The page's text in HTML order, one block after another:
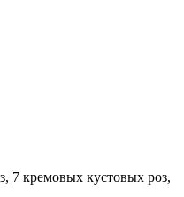
7 кремовых кустовых роз,